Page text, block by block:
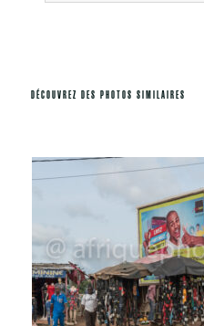
DÉCOUVREZ DES PHOTOS SIMILAIRES